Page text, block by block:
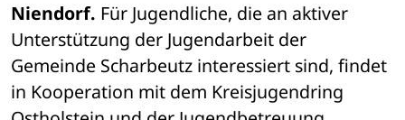
Niendorf. Für Jugendliche, die an aktiver
Unterstützung der Jugendarbeit der
Gemeinde Scharbeutz interessiert sind, findet
in Kooperation mit dem Kreisjugendring